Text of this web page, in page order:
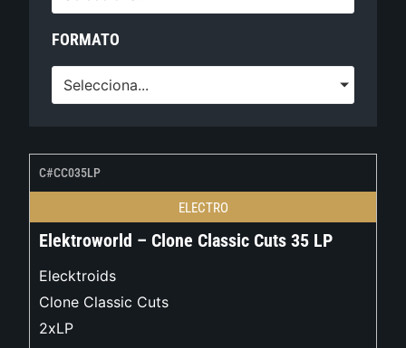
FORMATO
Selecciona...
C#CC035LP
ELECTRO
Elektroworld – Clone Classic Cuts 35 LP
Elecktroids
Clone Classic Cuts
2xLP